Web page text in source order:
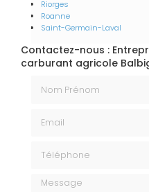
Riorges
Roanne
Saint-Germain-Laval
Contactez-nous :
carburant agricole
Message